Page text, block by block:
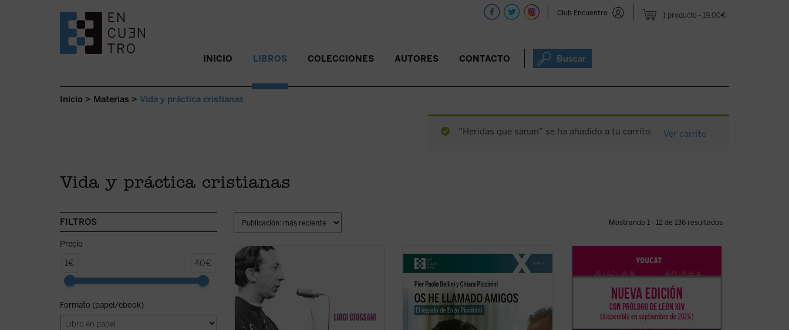
1 producto 19,00€
Club Encuentro
SALTAR AL CONTENIDO. INICIO LIBROS COLECCIONES AUTORES CONTACTO Buscar
Inicio > Materias > Vida y práctica cristianas
“Heridas que sanan” se ha añadido a tu carrito. Ver carrito
Vida y práctica cristianas
FILTROS
Precio
1€ 40€
Formato (papel/ebook)
Mostrando 1 - 12 de 136 resultados
En estas conferencias, la voz profética de
Luigi Giussani es capaz de señalar,
incluso en ese momento histórico
convulso entre 1969 y 1970, un camino de
esperanza y verdad para el hombre
contemporáneo.
Un rostro en la historia
es un ...(ver ficha)
¿Quién era Enzo Piccinini, el cirujano que
murió trágicamente en un accidente de
coche en mayo de 1999, amigo de Luigi
Giussani e incansable impulsor de
numerosas iniciativas religiosas, sociales
y culturales en su región de Emilia
Romaña y ...
(ver ficha)
Basado en casi mil preguntas de jóvenes
de más de treinta países, y elaborado
este libro acompaña a la pareja antes,
durante y después de la preparación
matrimonial, ayudándola a reflexionar, ...